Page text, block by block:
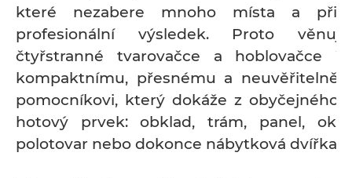
které nezabere mnoho místa a
profesionální výsledek. Proto
čtyřstranné tvarovačce a hoblovačce
kompaktnímu, přesnému a neuvěřitelně
pomocníkovi, který dokáže z obyčejného
hotový prvek: obklad, trám, panel,
polotovar nebo dokonce nábytková dvířka.